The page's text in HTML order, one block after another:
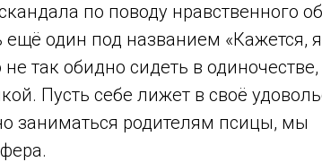
по поводу нравственного
один под названием «Кажется,
так обидно сидеть в одиночестве,
Пусть себе лижет в своё
заниматься родителям псицы, мы